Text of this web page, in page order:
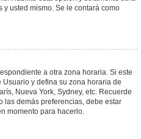
usted mismo. Se le contará como
a otra zona horaria. Si este
y defina su zona horaria de
Nueva York, Sydney, etc. Recuerde
las demás preferencias, debe estar
momento para hacerlo.